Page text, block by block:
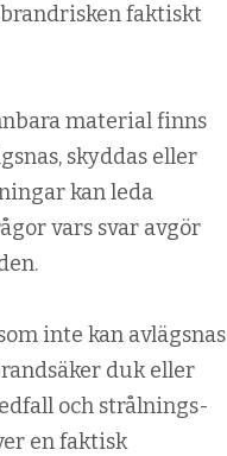
faktiskt
material finns
skyddas eller
kan leda
vars svar avgör
inte kan avlägsnas
duk eller
och strålnings­
en faktisk